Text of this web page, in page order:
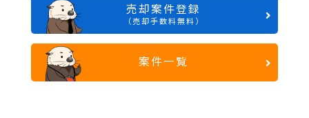
売却案件登録
（売却手数料無料）
案件一覧